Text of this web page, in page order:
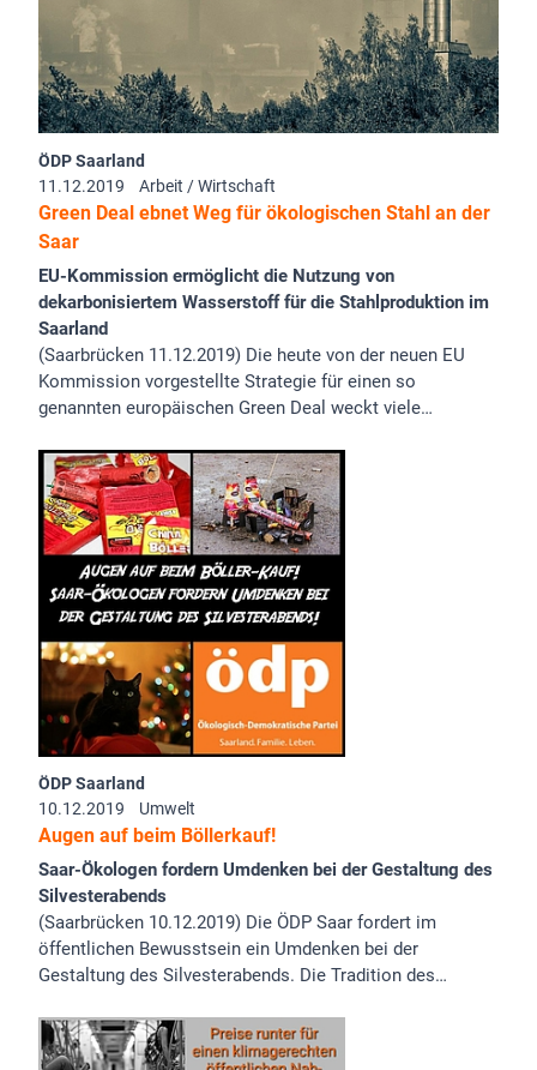
ÖDP Saarland
11.12.2019
Arbeit / Wirtschaft
Green Deal ebnet Weg für ökologischen Stahl an der
Saar
EU-Kommission ermöglicht die Nutzung von
dekarbonisiertem Wasserstoff für die Stahlproduktion im
Saarland
(Saarbrücken 11.12.2019) Die heute von der neuen EU
Kommission vorgestellte Strategie für einen so
genannten europäischen Green Deal weckt viele…
ÖDP Saarland
10.12.2019
Umwelt
Augen auf beim Böllerkauf!
Saar-Ökologen fordern Umdenken bei der Gestaltung des
Silvesterabends
(Saarbrücken 10.12.2019) Die ÖDP Saar fordert im
öffentlichen Bewusstsein ein Umdenken bei der
Gestaltung des Silvesterabends. Die Tradition des…